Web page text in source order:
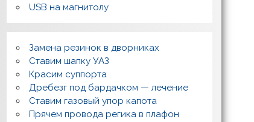
USB на магнитолу
Замена резинок в дворниках
Ставим шапку УАЗ
Красим суппорта
Дребезг под бардачком — лечение
Ставим газовый упор капота
Прячем провода регика в плафон